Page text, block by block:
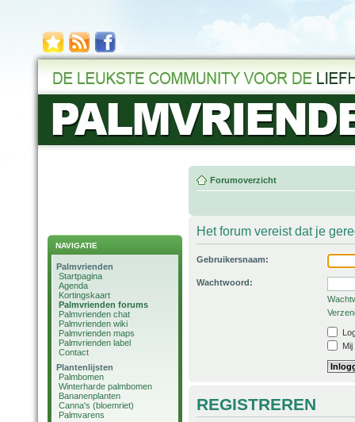
NAVIGATIE
Palmvrienden
Startpagina
Agenda
Kortingskaart
Palmvrienden forums
Palmvrienden chat
Palmvrienden wiki
Palmvrienden maps
Palmvrienden label
Contact
Plantenlijsten
Palmbomen
Winterharde palmbomen
Bananenplanten
Canna's (bloemriet)
Palmvarens
Forumoverzicht
Het forum vereist dat je
Gebruikersnaam:
Wachtwoord:
REGISTREREN